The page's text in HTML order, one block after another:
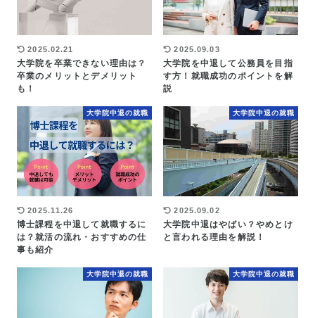
2025.02.21
大学院を卒業できない理由は？
卒業のメリットとデメリット
も！
2025.09.03
大学院を中退して公務員を目指
す方！就職成功のポイントを解
説
大学院中退の就職
2025.11.26
博士課程を中退して就職するに
は？就活の流れ・おすすめの仕
事も紹介
大学院中退の就職
2025.09.02
大学院中退はやばい？やめとけ
と言われる理由を解説！
大学院中退の就職 大学院中退の就職